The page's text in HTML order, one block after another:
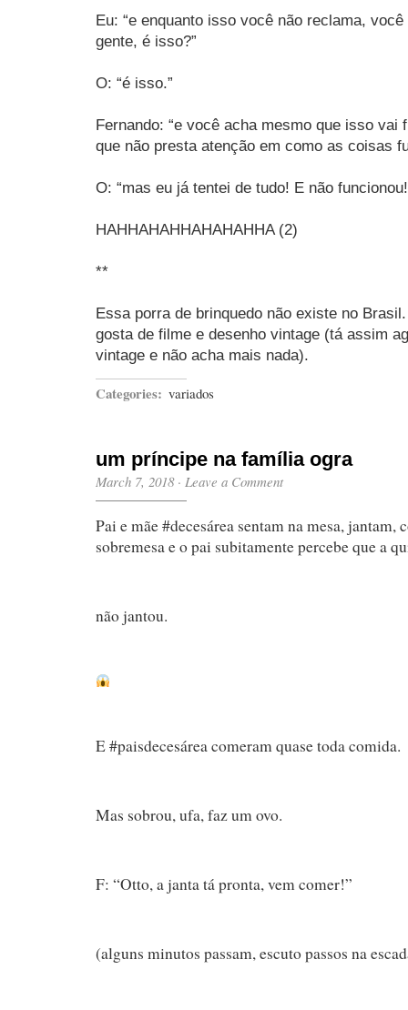
Eu: “e enquanto isso você não reclama,
gente, é isso?”
O: “é isso.”
Fernando: “e você acha mesmo que isso vai
que não presta atenção em como as coisas
O: “mas eu já tentei de tudo! E não
HAHHAHAHHAHAHAHHA (2)
**
Essa porra de brinquedo não existe no
gosta de filme e desenho vintage (tá assim
vintage e não acha mais nada).
Categories: variados
um príncipe na família ogra
March 7, 2018· Leave a Comment
Pai e mãe #decesárea sentam na mesa, jantam,
sobremesa e o pai subitamente percebe que a
não jantou.
E #paisdecesárea comeram quase toda comida.
Mas sobrou, ufa, faz um ovo.
F: “Otto, a janta tá pronta, vem comer!”
(alguns minutos passam, escuto passos na